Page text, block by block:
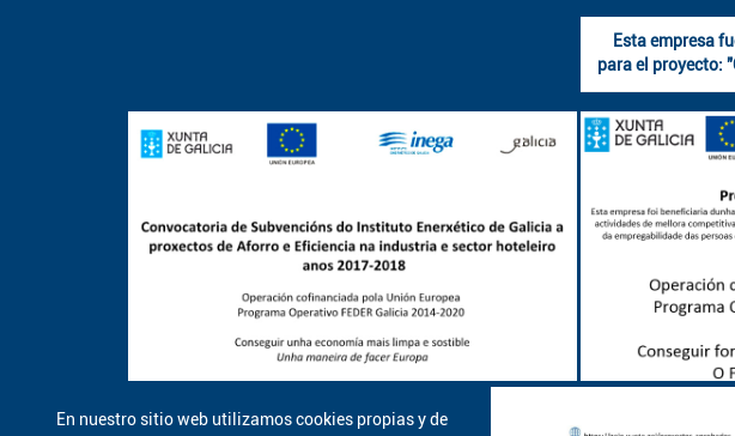
En nuestro sitio web utilizamos cookies propias y de
Esta empresa
para el proyecto: